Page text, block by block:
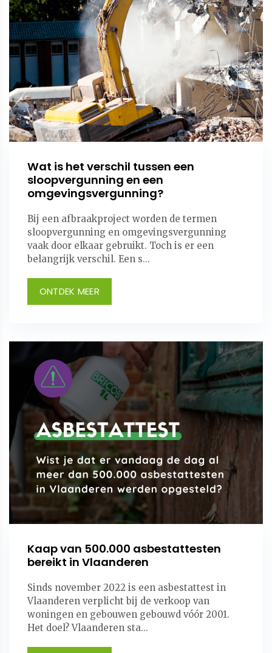
Wat is het verschil tussen een
sloopvergunning en een
omgevingsvergunning?
Bij een afbraakproject worden de termen
sloopvergunning en omgevingsvergunning
vaak door elkaar gebruikt. Toch is er een
belangrijk verschil. Een s...
ONTDEK MEER
Kaap van 500.000 asbestattesten
bereikt in Vlaanderen
Sinds november 2022 is een asbestattest in
Vlaanderen verplicht bij de verkoop van
woningen en gebouwen gebouwd vóór 2001.
Het doel? Vlaanderen sta...